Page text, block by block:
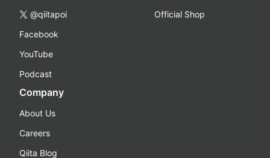
@qiitapoi
Facebook
YouTube
Podcast
Official Shop
Company
About Us
Careers
Qiita Blog